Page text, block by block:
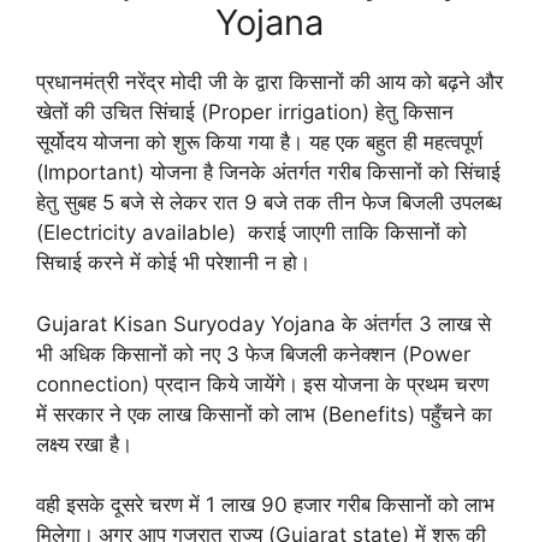
Yojana
प्रधानमंत्री नरेंद्र मोदी जी के द्वारा किसानों की आय को बढ़ने और
खेतों की उचित सिंचाई (Proper irrigation) हेतु किसान
सूर्योदय योजना को शुरू किया गया है। यह एक बहुत ही महत्वपूर्ण
(Important) योजना है जिनके अंतर्गत गरीब किसानों को सिंचाई
हेतु सुबह 5 बजे से लेकर रात 9 बजे तक तीन फेज बिजली उपलब्ध
(Electricity available) कराई जाएगी ताकि किसानों को
सिचाई करने में कोई भी परेशानी न हो।
Gujarat Kisan Suryoday Yojana के अंतर्गत 3 लाख से
भी अधिक किसानों को नए 3 फेज बिजली कनेक्शन (Power
connection) प्रदान किये जायेंगे। इस योजना के प्रथम चरण
में सरकार ने एक लाख किसानों को लाभ (Benefits) पहुँचने का
लक्ष्य रखा है।
वही इसके दूसरे चरण में 1 लाख 90 हजार गरीब किसानों को लाभ
मिलेगा। अगर आप गुजरात राज्य (Gujarat state) में शुरू की